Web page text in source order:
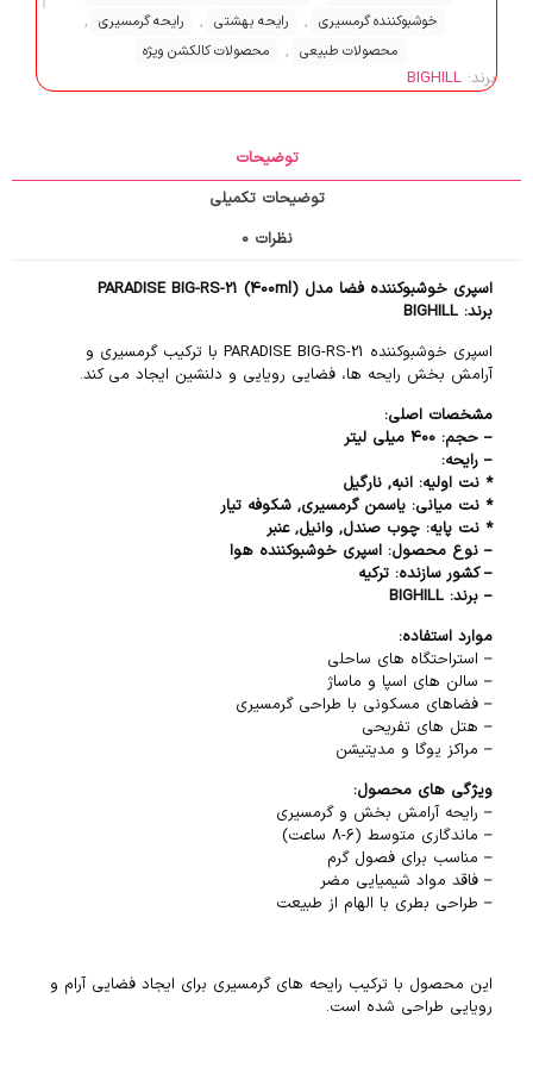
خوشبوکننده گرمسیری , رایحه بهشتی , رایحه گرمسیری ,
محصولات طبیعی , محصولات کالکشن ویژه
برند: BIGHILL
توضیحات
توضیحات تکمیلی
نظرات0
اسپری خوشبوکننده فضا مدل PARADISE BIG-RS-21 (400ml)
برند: BIGHILL
اسپری خوشبوکننده PARADISE BIG-RS-21 با ترکیب گرمسیری و
آرامش بخش رایحه ها، فضایی رویایی و دلنشین ایجاد می کند.
مشخصات اصلی:
– حجم: 400 میلی لیتر
– رایحه:
* نت اولیه: انبه, نارگیل
* نت میانی: یاسمن گرمسیری, شکوفه تیار
* نت پایه: چوب صندل, وانیل, عنبر
– نوع محصول: اسپری خوشبوکننده هوا
– کشور سازنده: ترکیه
– برند: BIGHILL
موارد استفاده:
– استراحتگاه های ساحلی
– سالن های اسپا و ماساژ
– فضاهای مسکونی با طراحی گرمسیری
– هتل های تفریحی
– مراکز یوگا و مدیتیشن
ویژگی های محصول:
– رایحه آرامش بخش و گرمسیری
– ماندگاری متوسط (6-8 ساعت)
– مناسب برای فصول گرم
– فاقد مواد شیمیایی مضر
– طراحی بطری با الهام از طبیعت
این محصول با ترکیب رایحه های گرمسیری برای ایجاد فضایی آرام و
رویایی طراحی شده است.